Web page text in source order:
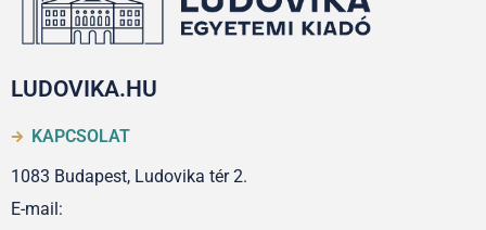
LUDOVIKA.HU
KAPCSOLAT
1083 Budapest, Ludovika tér 2.
E-mail: